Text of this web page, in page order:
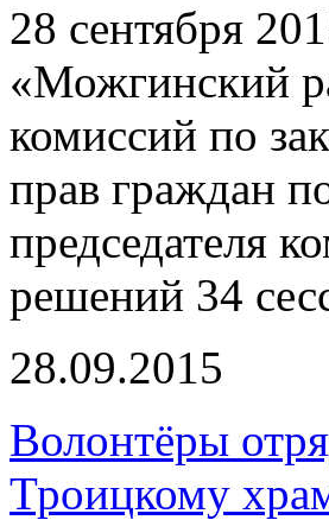
28 сентября
«Можгинский
комиссий по
прав граждан
председателя
решений 34
28.09.2015
Волонтёры
Троицкому